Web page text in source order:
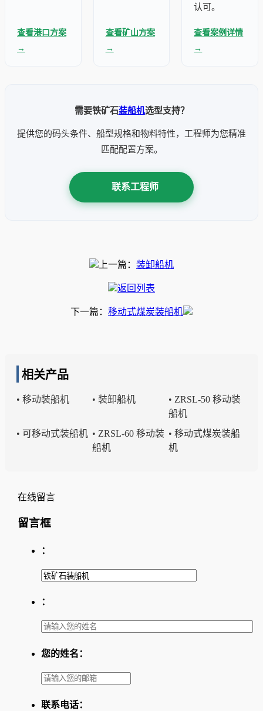
查看港口方案
→
查看矿山方案
→
认可。
查看案例详情
→
需要铁矿石装船机选型支持？
提供您的码头条件、船型规格和物料特性，工程师为您精准
匹配配置方案。
联系工程师
上一篇： 装卸船机
返回列表
下一篇： 移动式煤炭装船机
相关产品
• 移动装船机 • 装卸船机
• ZRSL-50 移动装
船机
• 可移动式装船机 • ZRSL-60 移动装
船机
• 移动式煤炭装船
机
在线留言
留言框
：
：
您的姓名：
联系电话：